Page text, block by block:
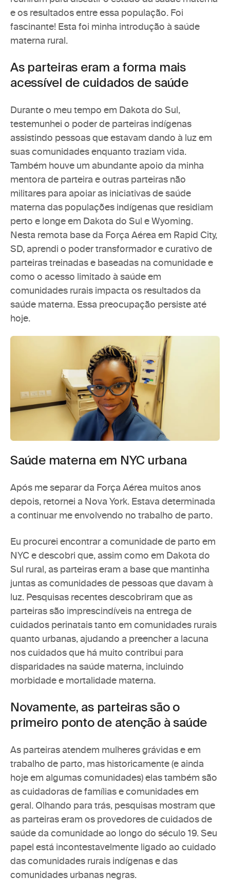
e os resultados entre essa população. Foi
fascinante! Esta foi minha introdução à saúde
materna rural.
As parteiras eram a forma mais
acessível de cuidados de saúde
Durante o meu tempo em Dakota do Sul,
testemunhei o poder de parteiras indígenas
assistindo pessoas que estavam dando à luz em
suas comunidades enquanto traziam vida.
Também houve um abundante apoio da minha
mentora de parteira e outras parteiras não
militares para apoiar as iniciativas de saúde
materna das populações indígenas que residiam
perto e longe em Dakota do Sul e Wyoming.
Nesta remota base da Força Aérea em Rapid City,
parteiras treinadas e baseadas na comunidade e
como o acesso limitado à saúde em
comunidades rurais impacta os resultados da
saúde materna. Essa preocupação persiste até
hoje.
Saúde materna em NYC urbana
Após me separar da Força Aérea muitos anos
depois, retornei a Nova York. Estava determinada
a continuar me envolvendo no trabalho de parto.
Eu procurei encontrar a comunidade de parto em
NYC e descobri que, assim como em Dakota do
Sul rural, as parteiras eram a base que mantinha
juntas as comunidades de pessoas que davam à
luz. Pesquisas recentes descobriram que as
parteiras são imprescindíveis na entrega de
cuidados perinatais tanto em comunidades rurais
quanto urbanas, ajudando a preencher a lacuna
nos cuidados que há muito contribui para
disparidades na saúde materna, incluindo
morbidade e mortalidade materna.
Novamente, as parteiras são o
primeiro ponto de atenção à saúde
As parteiras atendem mulheres grávidas e em
trabalho de parto, mas historicamente (e ainda
hoje em algumas comunidades) elas também são
as cuidadoras de famílias e comunidades em
geral. Olhando para trás, pesquisas mostram que
as parteiras eram os provedores de cuidados de
saúde da comunidade ao longo do século 19. Seu
papel está incontestavelmente ligado ao cuidado
das comunidades rurais indígenas e das
comunidades urbanas negras.